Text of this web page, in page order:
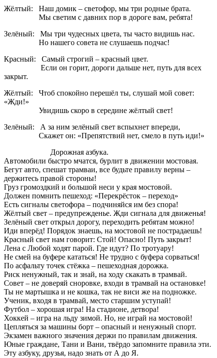
Жёлтый: Наш домик – светофор, мы три родные брата.
Мы светим с давних пор в дороге вам, ребята!
Зелёный: Мы три чудесных цвета, ты часто видишь нас.
Но нашего совета не слушаешь подчас!
Красный: Самый строгий – красный цвет.
Если он горит, дороги дальше нет, путь для всех
закрыт.
Жёлтый: Чтоб спокойно перешёл ты, слушай мой совет:
«Жди!»
Увидишь скоро в середине жёлтый свет!
Зелёный: А за ним зелёный свет вспыхнет впереди,
Скажет он: «Препятствий нет, смело в путь иди!»
Дорожная азбука.
Автомобили быстро мчатся, бурлит в движении мостовая.
Бегут авто, спешат трамваи, все будьте правилу верны –
держитесь правой стороны!
Груз громоздкий и большой неси у края мостовой.
Должен помнить пешеход: «Перекрёсток – переход»
Есть сигналы светофора – подчиняйся им без спора!
Жёлтый свет – предупрежденье. Жди сигнала для движенья!
Зелёный свет открыл дорогу, переходить ребятам можно!
Иди вперёд! Порядок знаешь, на мостовой не пострадаешь!
Красный свет нам говорит: Стой! Опасно! Путь закрыт!
Лена с Любой ходят парой. Где идут? По тротуару!
Не смей на буфере кататься! Не трудно с буфера сорваться!
По асфальту точек стёжка – пешеходная дорожка.
Риск ненужный, так и знай, на ходу скакать в трамвай.
Совет – не доверяй сноровке, входи в трамвай на остановке!
Ты не мартышка и не кошка, так не виси же на подножке.
Ученик, входя в трамвай, место старшим уступай!
Футбол – хорошая игра! На стадионе, детвора!
Хоккей – игра на льду зимой. Но, не играй на мостовой!
Цепляться за машины борт – опасный и ненужный спорт.
Экзамен важного значения держи по правилам движения.
Юные граждане, Тани и Вани, твёрдо запомните правила эти.
Эту азбуку, друзья, надо знать от А до Я.